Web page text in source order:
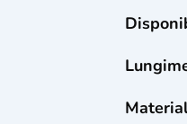
Tmb
Stoc
13 m